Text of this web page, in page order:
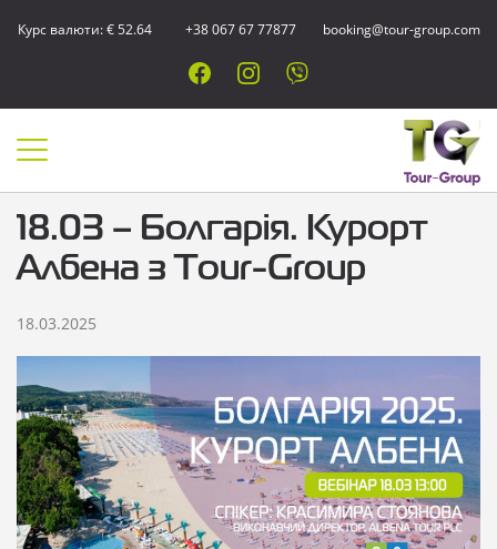
Курс валюти: € 52.64 +38 067 67 77877 booking@tour-group.com
18.03 – Болгарія. Курорт
Албена з Tour-Group
18.03.2025